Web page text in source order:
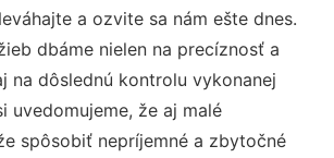
a ozvite sa nám ešte dnes.
dbáme nielen na precíznosť a
na dôslednú kontrolu vykonanej
uvedomujeme, že aj malé
spôsobiť nepríjemné a zbytočné